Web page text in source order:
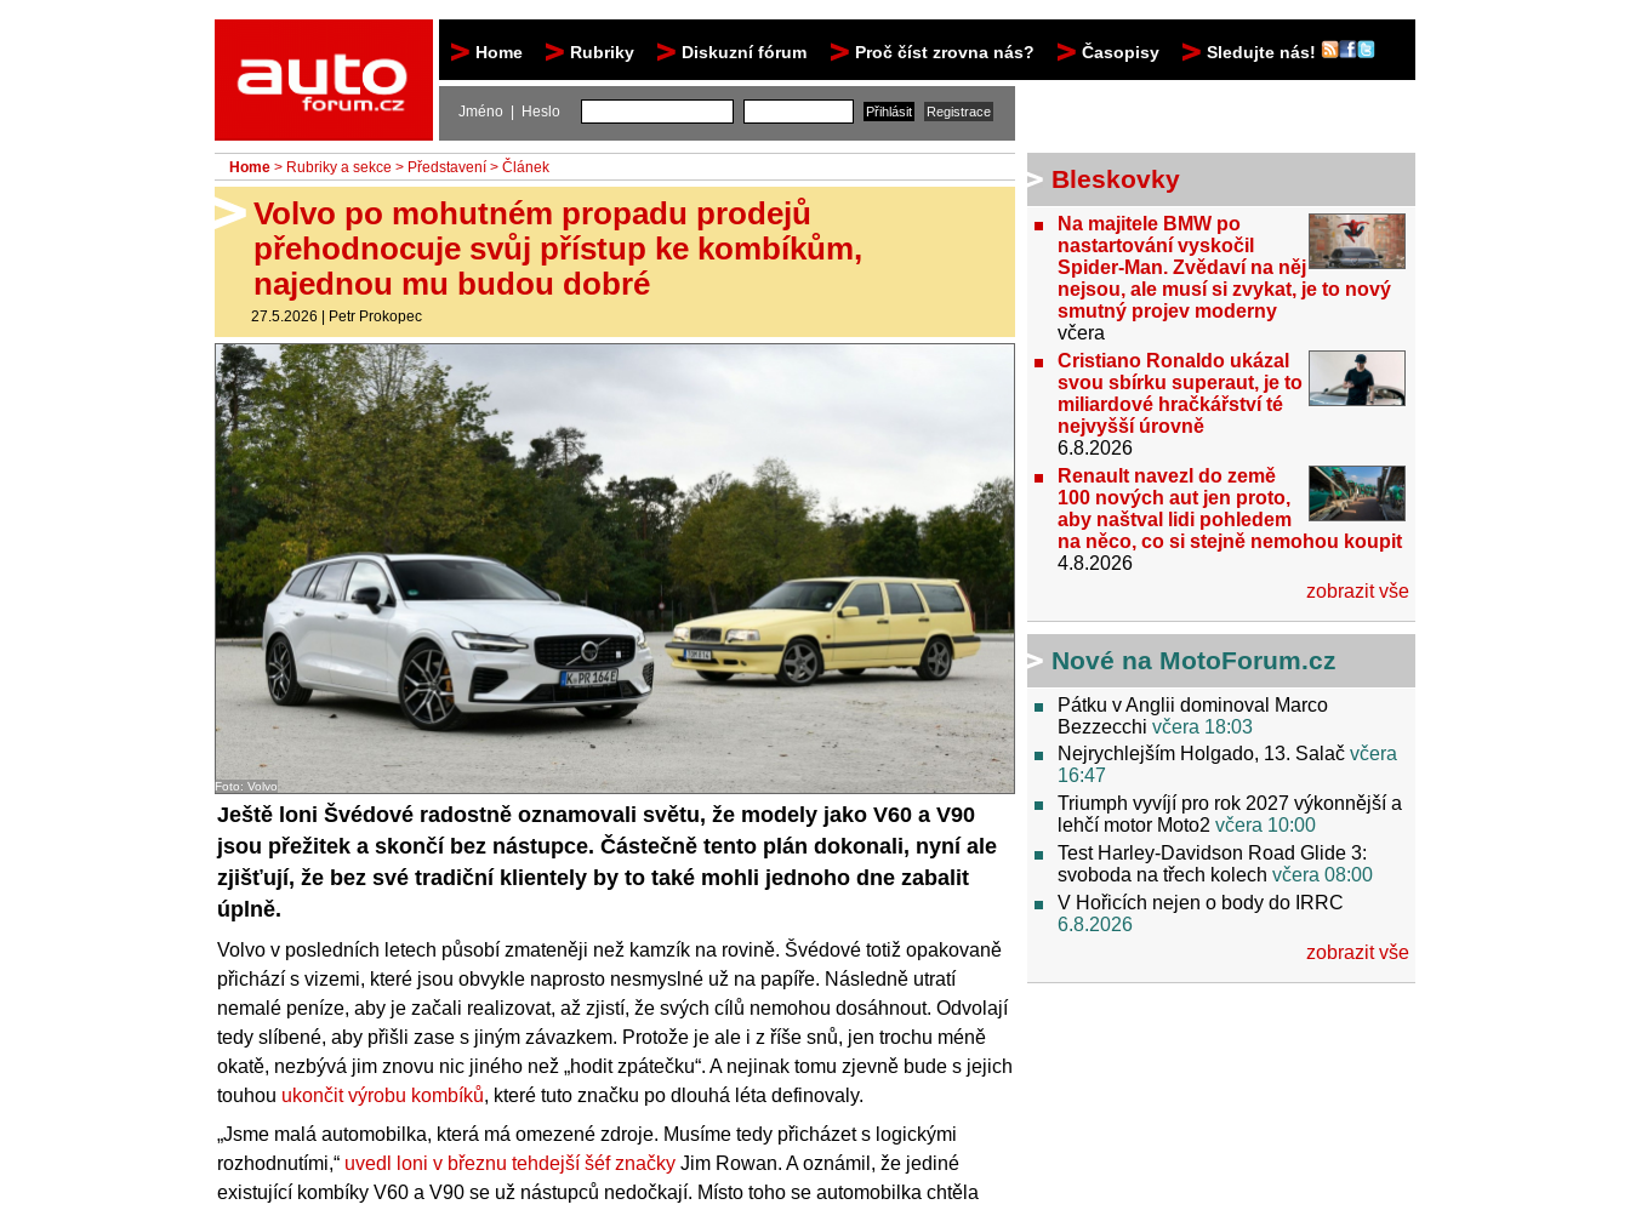
Home Rubriky Diskuzní fórum Proč číst zrovna nás? Časopisy Sledujte nás!
Jméno | Heslo
Home > Rubriky a sekce > Představení > Článek
Volvo po mohutném propadu prodejů
přehodnocuje svůj přístup ke kombíkům,
najednou mu budou dobré
27.5.2026 | Petr Prokopec
Foto: Volvo
Ještě loni Švédové radostně oznamovali světu, že modely jako V60 a V90
jsou přežitek a skončí bez nástupce. Částečně tento plán dokonali, nyní ale
zjišťují, že bez své tradiční klientely by to také mohli jednoho dne zabalit
úplně.
Volvo v posledních letech působí zmateněji než kamzík na rovině. Švédové totiž opakovaně
přichází s vizemi, které jsou obvykle naprosto nesmyslné už na papíře. Následně utratí
nemalé peníze, aby je začali realizovat, až zjistí, že svých cílů nemohou dosáhnout. Odvolají
tedy slíbené, aby přišli zase s jiným závazkem. Protože je ale i z říše snů, jen trochu méně
okatě, nezbývá jim znovu nic jiného než „hodit zpátečku“. A nejinak tomu zjevně bude s jejich
touhou ukončit výrobu kombíků, které tuto značku po dlouhá léta definovaly.
„Jsme malá automobilka, která má omezené zdroje. Musíme tedy přicházet s logickými
rozhodnutími,“ uvedl loni v březnu tehdejší šéf značky Jim Rowan. A oznámil, že jediné
existující kombíky V60 a V90 se už nástupců nedočkají. Místo toho se automobilka chtěla
Bleskovky
Na majitele BMW po
nastartování vyskočil
Spider-Man. Zvědaví na něj
nejsou, ale musí si zvykat, je to nový
smutný projev moderny
včera
Cristiano Ronaldo ukázal
svou sbírku superaut, je to
miliardové hračkářství té
nejvyšší úrovně
6.8.2026
Renault navezl do země
100 nových aut jen proto,
aby naštval lidi pohledem
na něco, co si stejně nemohou koupit
4.8.2026
zobrazit vše
Nové na MotoForum.cz
Pátku v Anglii dominoval Marco
Bezzecchi včera 18:03
Nejrychlejším Holgado, 13. Salač včera
16:47
Triumph vyvíjí pro rok 2027 výkonnější a
lehčí motor Moto2 včera 10:00
Test Harley-Davidson Road Glide 3:
svoboda na třech kolech včera 08:00
V Hořicích nejen o body do IRRC
6.8.2026
zobrazit vše